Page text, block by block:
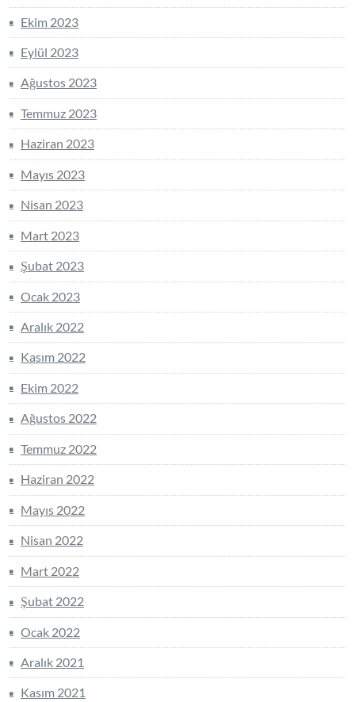
Ekim 2023
Eylül 2023
Ağustos 2023
Temmuz 2023
Haziran 2023
Mayıs 2023
Nisan 2023
Mart 2023
Şubat 2023
Ocak 2023
Aralık 2022
Kasım 2022
Ekim 2022
Ağustos 2022
Temmuz 2022
Haziran 2022
Mayıs 2022
Nisan 2022
Mart 2022
Şubat 2022
Ocak 2022
Aralık 2021
Kasım 2021